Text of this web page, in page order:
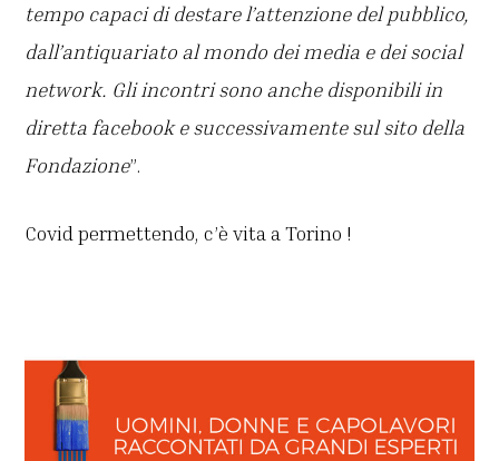
tempo capaci di destare l’attenzione del pubblico,
dall’antiquariato al mondo dei media e dei social
network. Gli incontri sono anche disponibili in
diretta facebook e successivamente sul sito della
Fondazione”.
Covid permettendo, c’è vita a Torino !